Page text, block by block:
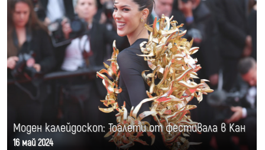
Моден калейдоскоп: Тоалети от фестивала в Кан
16 май 2024